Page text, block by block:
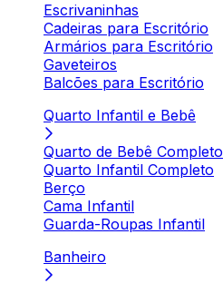
Escrivaninhas
Cadeiras para Escritório
Armários para Escritório
Gaveteiros
Balcões para Escritório
Quarto Infantil e Bebê
Quarto de Bebê Completo
Quarto Infantil Completo
Berço
Cama Infantil
Guarda-Roupas Infantil
Banheiro